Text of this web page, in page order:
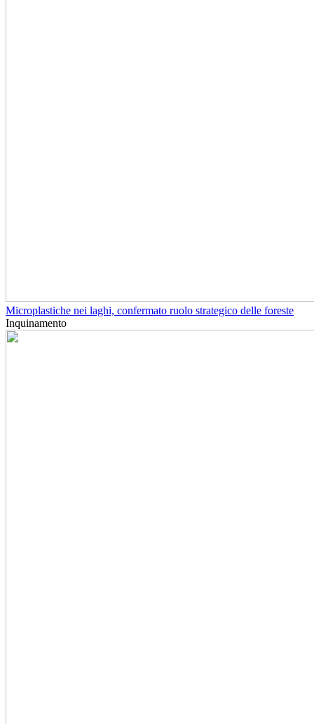
Microplastiche nei laghi, confermato ruolo strategico delle foreste
Inquinamento